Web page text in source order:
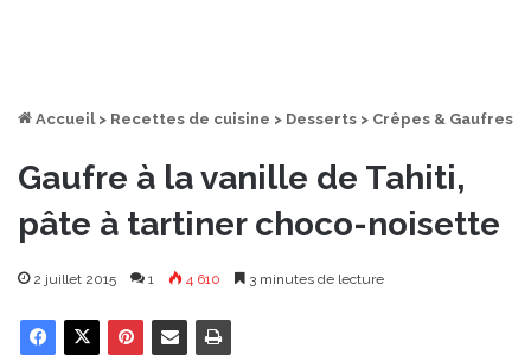
Accueil > Recettes de cuisine > Desserts > Crêpes & Gaufres
Gaufre à la vanille de Tahiti,
pâte à tartiner choco-noisette
2 juillet 2015 1 4 610 3 minutes de lecture